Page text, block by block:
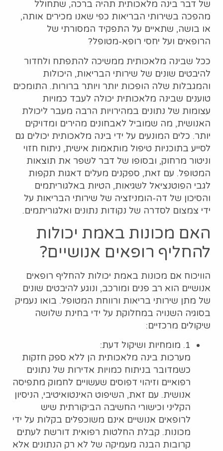
של דבר בינה מלאכותית תהיה ברכה, שתחולל
מהפכה בשירותי הבריאות כפי שאנו מכירים אותה,
או בושה, שתאיים על התפקיד המסורתי של
הרופאים ועל יחסי רופא-מטופל?
ככל שבינה מלאכותית ממשיכה להתפתח ולחדור
להיבטים שונים של שירותי הבריאות, היכולות
והמגבלות שלה הופכות יותר ויותר ברורות. התומכים
טוענים שבינה מלאכותית יכולה לעבד כמויות
עצומות של נתונים במהירויות הרבה מעבר ליכולת
האנושית, מה שמוביל לאבחונים מהירים ומדויקים
יותר. כלים המונעים על ידי בינה מלאכותית יכולים גם
לסייע בתוכניות טיפול מותאמות אישית, ניתוח חזוי
וניטור מרחוק, ובסופו של דבר לשפר את תוצאות
המטופל. עם זאת, ספקנים מעלים דאגות תקפות
לגבי הפוטנציאל לשגיאות, הטיות באלגוריתמים
והסיכון של דה-הומניזציה של שירותי הבריאות על
ידי צמצום לסדרה של נקודות נתונים ואלגוריתמים.
האם מכונות באמת יכולות
להחליף רופאים אנושיים?
הוויכוח אם מכונות באמת יכולות להחליף רופאים
אנושיים הוא רב פנים ומורכב, ונוגע להיבטים שונים
של מתן שירותי בריאות ורווחת המטופל. בואו נעמיק
בסוגיה השנויה במחלוקת על ידי בחינת שלושה
שיקולים מרכזיים:
1. מומחיות ושיקול דעת:
מערכות בינה מלאכותית הן ללא ספק חזקות
כשמדובר בניתוח כמויות אדירות של נתונים
רפואיים וזיהוי דפוסים שעשויים לחמוק מתפיסה
אנושית. עם זאת, השיפוט האינטואיטיבי, הניסיון
הקליני וכישורי החשיבה הביקורתית שיש
לרופאים אנושיים אינם משוכפלים בקלות על ידי
מכונות. קבלת החלטות רפואית דורשת לעתים
קרובות הבנה מעמיקה של לא רק הנתונים אלא